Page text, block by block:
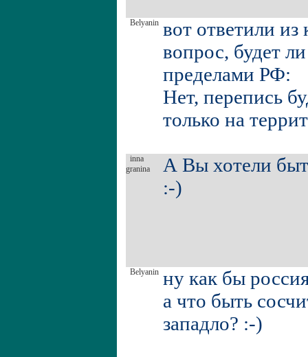
Belyanin вот ответили из
вопрос, будет
пределами РФ:
Нет, перепись
только на
inna
granina
А Вы хотели
:-)
Belyanin ну как бы
а что быть
западло? :-)